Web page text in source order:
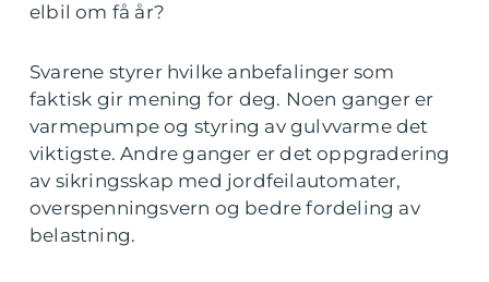
elbil om få år?
Svarene styrer hvilke anbefalinger som
faktisk gir mening for deg. Noen ganger er
varmepumpe og styring av gulvvarme det
viktigste. Andre ganger er det oppgradering
av sikringsskap med jordfeilautomater,
overspenningsvern og bedre fordeling av
belastning.